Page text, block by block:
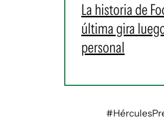
La historia de
última gira
personal